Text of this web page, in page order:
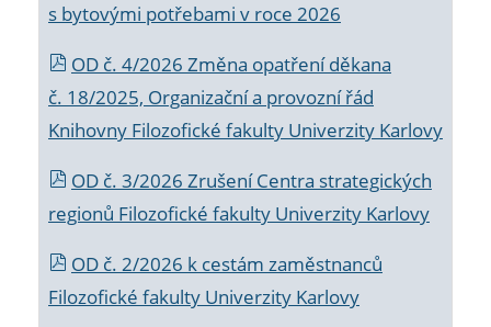
s bytovými potřebami v roce 2026
OD č. 4/2026 Změna opatření děkana
č. 18/2025, Organizační a provozní řád
Knihovny Filozofické fakulty Univerzity Karlovy
OD č. 3/2026 Zrušení Centra strategických
regionů Filozofické fakulty Univerzity Karlovy
OD č. 2/2026 k cestám zaměstnanců
Filozofické fakulty Univerzity Karlovy